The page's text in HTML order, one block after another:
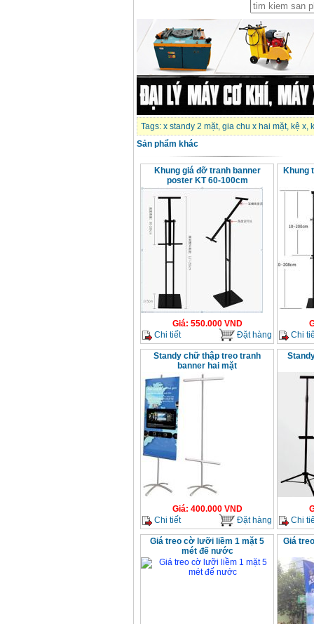
Tags: x standy 2 mặt, gia chu x hai mặt, kệ x,
Sản phẩm khác
Khung giá đỡ tranh banner
poster KT 60-100cm
Giá: 550.000VND
Chi tiết
Đặt hàng
Khung
Chi
Standy chữ thập treo tranh
banner hai mặt
Giá: 400.000VND
Chi tiết
Đặt hàng
Chi
Giá treo cờ lưỡi liềm 1 mặt 5
mét đế nước
Giá